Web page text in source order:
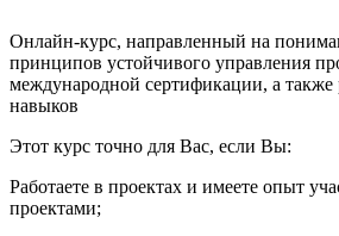
Онлайн-курс, направленный на
принципов устойчивого управления
международной сертификации, а также
навыков
Этот курс точно для Вас, если Вы:
Работаете в проектах и имеете опыт
проектами;